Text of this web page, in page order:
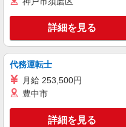
時給
ン代含む)＞
千葉市
派遣社員
株式会社トラストグロース
サービス付
詳細を見る
代務運転士
月給 253,500円
豊中市
詳細を見る